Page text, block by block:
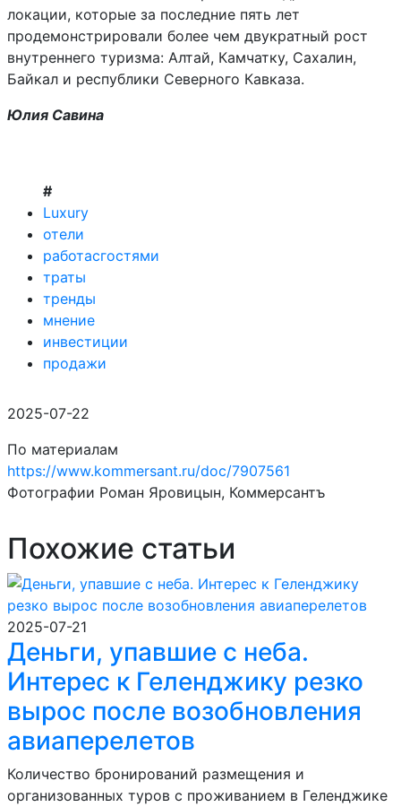
локации, которые за последние пять лет
продемонстрировали более чем двукратный рост
внутреннего туризма: Алтай, Камчатку, Сахалин,
Байкал и республики Северного Кавказа.
Юлия Савина
#
Luxury
отели
работасгостями
траты
тренды
мнение
инвестиции
продажи
2025-07-22
По материалам
https://www.kommersant.ru/doc/7907561
Фотографии Роман Яровицын, Коммерсантъ
Похожие статьи
2025-07-21
Деньги, упавшие с неба.
Интерес к Геленджику резко
вырос после возобновления
авиаперелетов
Количество бронирований размещения и
организованных туров с проживанием в Геленджике